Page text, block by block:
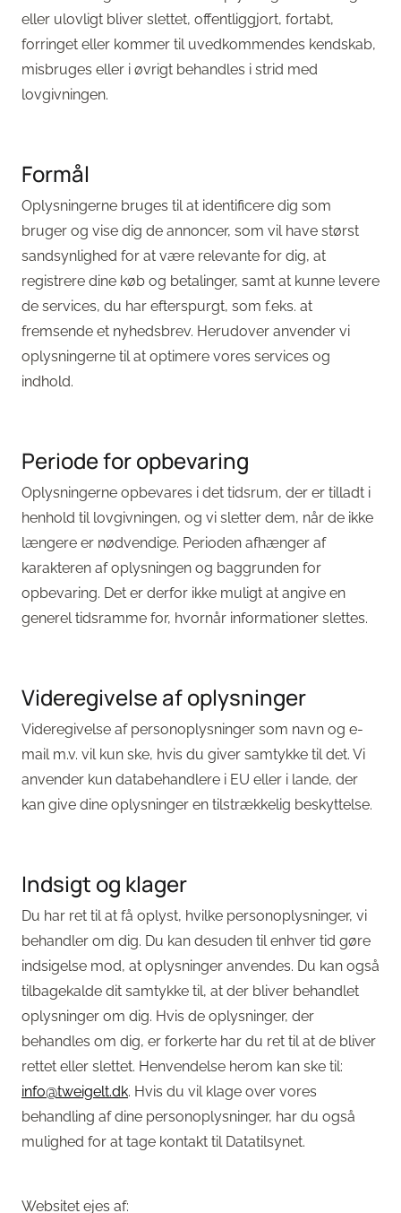
eller ulovligt bliver slettet, offentliggjort, fortabt,
forringet eller kommer til uvedkommendes kendskab,
misbruges eller i øvrigt behandles i strid med
lovgivningen.
Formål
Oplysningerne bruges til at identificere dig som
bruger og vise dig de annoncer, som vil have størst
sandsynlighed for at være relevante for dig, at
registrere dine køb og betalinger, samt at kunne levere
de services, du har efterspurgt, som f.eks. at
fremsende et nyhedsbrev. Herudover anvender vi
oplysningerne til at optimere vores services og
indhold.
Periode for opbevaring
Oplysningerne opbevares i det tidsrum, der er tilladt i
henhold til lovgivningen, og vi sletter dem, når de ikke
længere er nødvendige. Perioden afhænger af
karakteren af oplysningen og baggrunden for
opbevaring. Det er derfor ikke muligt at angive en
generel tidsramme for, hvornår informationer slettes.
Videregivelse af oplysninger
Videregivelse af personoplysninger som navn og e-
mail m.v. vil kun ske, hvis du giver samtykke til det. Vi
anvender kun databehandlere i EU eller i lande, der
kan give dine oplysninger en tilstrækkelig beskyttelse.
Indsigt og klager
Du har ret til at få oplyst, hvilke personoplysninger, vi
behandler om dig. Du kan desuden til enhver tid gøre
indsigelse mod, at oplysninger anvendes. Du kan også
tilbagekalde dit samtykke til, at der bliver behandlet
oplysninger om dig. Hvis de oplysninger, der
behandles om dig, er forkerte har du ret til at de bliver
rettet eller slettet. Henvendelse herom kan ske til:
info@tweigelt.dk. Hvis du vil klage over vores
behandling af dine personoplysninger, har du også
mulighed for at tage kontakt til Datatilsynet.
Websitet ejes af: